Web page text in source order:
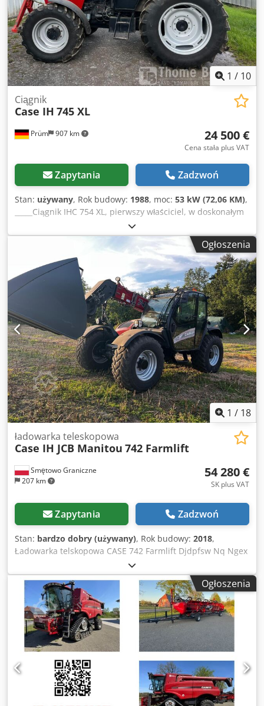
1 / 10
Prüm 907 km
Ciągnik
Case IH 745 XL
24 500 €
Cena stała plus VAT
Zapytania Zadzwoń
Stan: używany, Rok budowy: 1988, moc: 53 kW (72,06 KM),
_____Ciągnik IHC 754 XL, pierwszy właściciel, w doskonałym
stanie. Liczba godzin pracy: ok. 8600 Rok produkcji: 1988
Przedni podnośnik Przedni WOM Dedpfxszdmuts Aayekr
Skrzynia biegów 30 km/h Cena: 24 500,00 EUR netto
Miejsce składowania: brak
Ogłoszenia
1 / 18
Smętowo Graniczne
207 km
ładowarka teleskopowa
Case IH JCB Manitou 742 Farmlift
54 280 €
SK plus VAT
Zapytania Zadzwoń
Stan: bardzo dobry (używany), Rok budowy: 2018,
Ładowarka telskopowa CASE 742 Farmlift Djdpfsw Nq Ngex
Aayekr Rok produkcji 2018 4800mth Długość wysięgu 7m
Udzwig 4,2T Moc 107 kW Zaczep tylni Joystick Klima Napęd
4x4 Wszystko sprawne bez luzów. Nowa łyżka
Ogłoszenia